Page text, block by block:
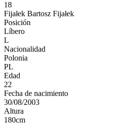
18
Fijałek Bartosz Fijałek
Posición
Líbero
L
Nacionalidad
Polonia
PL
Edad
22
Fecha de nacimiento
30/08/2003
Altura
180cm